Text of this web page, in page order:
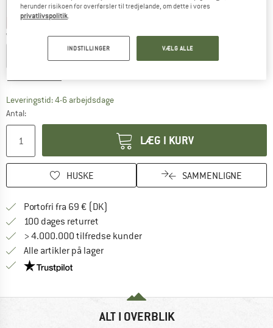
20% 20%
Vælg en størrelse:
Leveringstid: 4-6 arbejdsdageLinket åbnes i en infoboks og indeholder
Antal:
LÆG I KURV
HUSKE SAMMENLIGNE
Portofri fra 69 € (DK)
100 dages returret
> 4.000.000 tilfredse kunder
Alle artikler på lager
Vi er Trustpilot-certificeret - oplysningerne får du
ALT I OVERBLIK
herunder risikoen for overførsler til tredjelande, om dette i vores
privatlivspolitik.
INDSTILLINGER VÆLG ALLE